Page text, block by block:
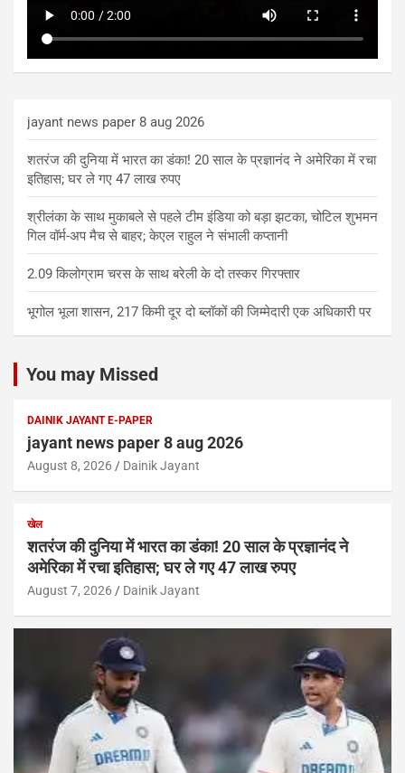
jayant news paper 8 aug 2026
शतरंज की दुनिया में भारत का डंका! 20 साल के प्रज्ञानंद ने अमेरिका में रचा
इतिहास; घर ले गए 47 लाख रुपए
श्रीलंका के साथ मुकाबले से पहले टीम इंडिया को बड़ा झटका, चोटिल शुभमन
गिल वॉर्म-अप मैच से बाहर; केएल राहुल ने संभाली कप्तानी
2.09 किलोग्राम चरस के साथ बरेली के दो तस्कर गिरफ्तार
भूगोल भूला शासन, 217 किमी दूर दो ब्लॉकों की जिम्मेदारी एक अधिकारी पर
You may Missed
DAINIK JAYANT E-PAPER
jayant news paper 8 aug 2026
August 8, 2026 Dainik Jayant
खेल
शतरंज की दुनिया में भारत का डंका! 20 साल के प्रज्ञानंद ने
अमेरिका में रचा इतिहास; घर ले गए 47 लाख रुपए
August 7, 2026 Dainik Jayant